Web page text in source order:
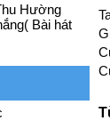
Hường
Bài hát